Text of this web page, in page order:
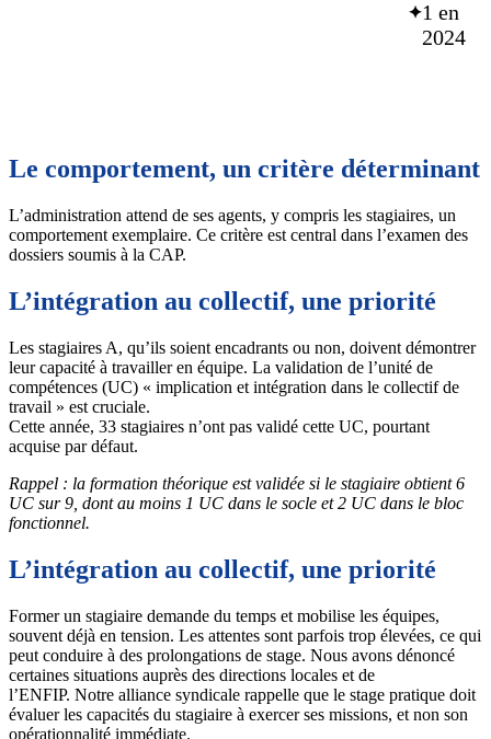
✦1 en
2024
Le comportement, un critère déterminant
L’administration attend de ses agents, y compris les stagiaires, un
comportement exemplaire. Ce critère est central dans l’examen des
dossiers soumis à la CAP.
L’intégration au collectif, une priorité
Les stagiaires A, qu’ils soient encadrants ou non, doivent démontrer
leur capacité à travailler en équipe. La validation de l’unité de
compétences (UC) « implication et intégration dans le collectif de
travail » est cruciale.
Cette année, 33 stagiaires n’ont pas validé cette UC, pourtant
acquise par défaut.
Rappel : la formation théorique est validée si le stagiaire obtient 6
UC sur 9, dont au moins 1 UC dans le socle et 2 UC dans le bloc
fonctionnel.
L’intégration au collectif, une priorité
Former un stagiaire demande du temps et mobilise les équipes,
souvent déjà en tension. Les attentes sont parfois trop élevées, ce qui
peut conduire à des prolongations de stage. Nous avons dénoncé
certaines situations auprès des directions locales et de
l’ENFIP. Notre alliance syndicale rappelle que le stage pratique doit
évaluer les capacités du stagiaire à exercer ses missions, et non son
opérationnalité immédiate.